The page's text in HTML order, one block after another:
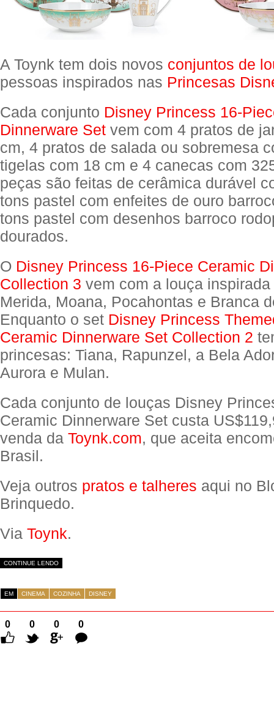
A Toynk tem dois novos conjuntos de
pessoas inspirados nas Princesas
Cada conjunto Disney Princess 16-
Dinnerware Set vem com 4 pratos de
cm, 4 pratos de salada ou sobremesa
tigelas com 18 cm e 4 canecas com
peças são feitas de cerâmica durável
tons pastel com enfeites de ouro
tons pastel com desenhos barroco
dourados.
O Disney Princess 16-Piece Ceramic
Collection 3 vem com a louça
Merida, Moana, Pocahontas e Branca
Enquanto o set Disney Princess
Ceramic Dinnerware Set Collection 2
princesas: Tiana, Rapunzel, a Bela
Aurora e Mulan.
Cada conjunto de louças Disney
Ceramic Dinnerware Set custa
venda da Toynk.com, que aceita
Brasil.
Veja outros pratos e talheres aqui no
Brinquedo.
Via Toynk.
CONTINUE LENDO
EM CINEMA COZINHA DISNEY
0 0 0
0
Comentários